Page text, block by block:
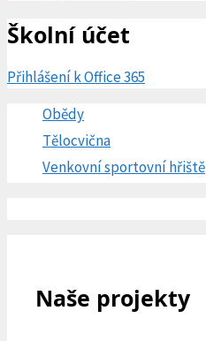
Školní účet
Přihlášení k Office 365
Obědy
Tělocvična
Venkovní sportovní hřiště
Naše projekty